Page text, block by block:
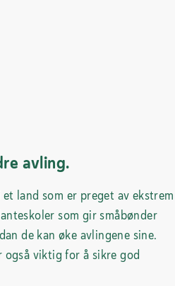
avling.
land som er preget av ekstrem
som gir småbønder
de kan øke avlingene sine.
også viktig for å sikre god